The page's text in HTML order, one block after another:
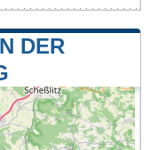
DER